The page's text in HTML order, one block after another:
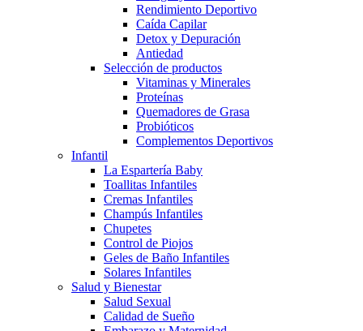
Rendimiento Deportivo
Caída Capilar
Detox y Depuración
Antiedad
Selección de productos
Vitaminas y Minerales
Proteínas
Quemadores de Grasa
Probióticos
Complementos Deportivos
Infantil
La Espartería Baby
Toallitas Infantiles
Cremas Infantiles
Champús Infantiles
Chupetes
Control de Piojos
Geles de Baño Infantiles
Solares Infantiles
Salud y Bienestar
Salud Sexual
Calidad de Sueño